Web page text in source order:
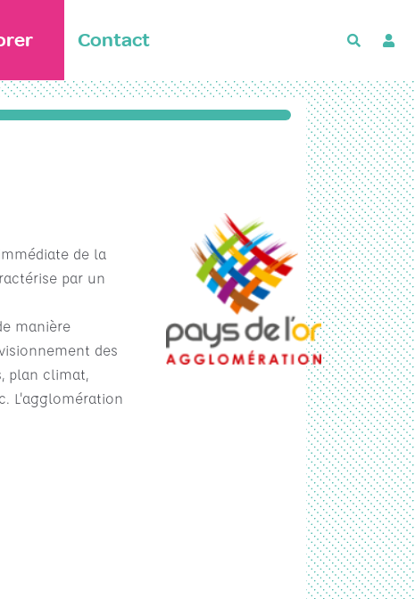
Contact
de la
par un
manière
des
plan climat,
L'agglomération